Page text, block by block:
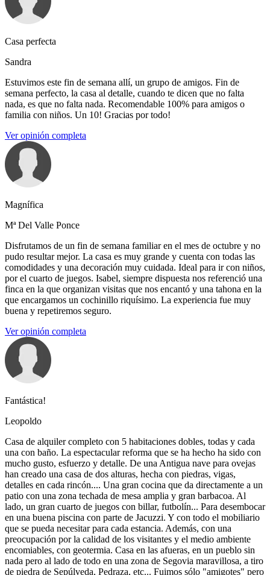
Casa perfecta
Sandra
Estuvimos este fin de semana allí, un grupo de amigos. Fin de
semana perfecto, la casa al detalle, cuando te dicen que no falta
nada, es que no falta nada. Recomendable 100% para amigos o
familia con niños. Un 10! Gracias por todo!
Ver opinión completa
Magnífica
Mª Del Valle Ponce
Disfrutamos de un fin de semana familiar en el mes de octubre y no
pudo resultar mejor. La casa es muy grande y cuenta con todas las
comodidades y una decoración muy cuidada. Ideal para ir con niños,
por el cuarto de juegos. Isabel, siempre dispuesta nos referenció una
finca en la que organizan visitas que nos encantó y una tahona en la
que encargamos un cochinillo riquísimo. La experiencia fue muy
buena y repetiremos seguro.
Ver opinión completa
Fantástica!
Leopoldo
Casa de alquiler completo con 5 habitaciones dobles, todas y cada
una con baño. La espectacular reforma que se ha hecho ha sido con
mucho gusto, esfuerzo y detalle. De una Antigua nave para ovejas
han creado una casa de dos alturas, hecha con piedras, vigas,
detalles en cada rincón.... Una gran cocina que da directamente a un
patio con una zona techada de mesa amplia y gran barbacoa. Al
lado, un gran cuarto de juegos con billar, futbolín... Para desembocar
en una buena piscina con parte de Jacuzzi. Y con todo el mobiliario
que se pueda necesitar para cada estancia. Además, con una
preocupación por la calidad de los visitantes y el medio ambiente
encomiables, con geotermia. Casa en las afueras, en un pueblo sin
nada pero al lado de todo en una zona de Segovia maravillosa, a tiro
de piedra de Sepúlveda, Pedraza, etc... Fuimos sólo "amigotes" pero